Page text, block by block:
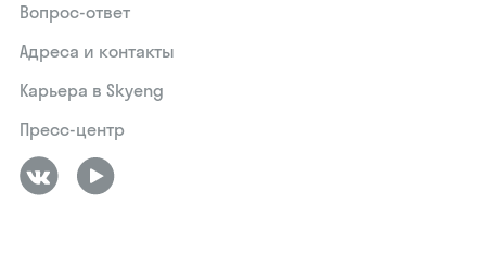
Вопрос-ответ
Адреса и контакты
Карьера в Skyeng
Пресс-центр